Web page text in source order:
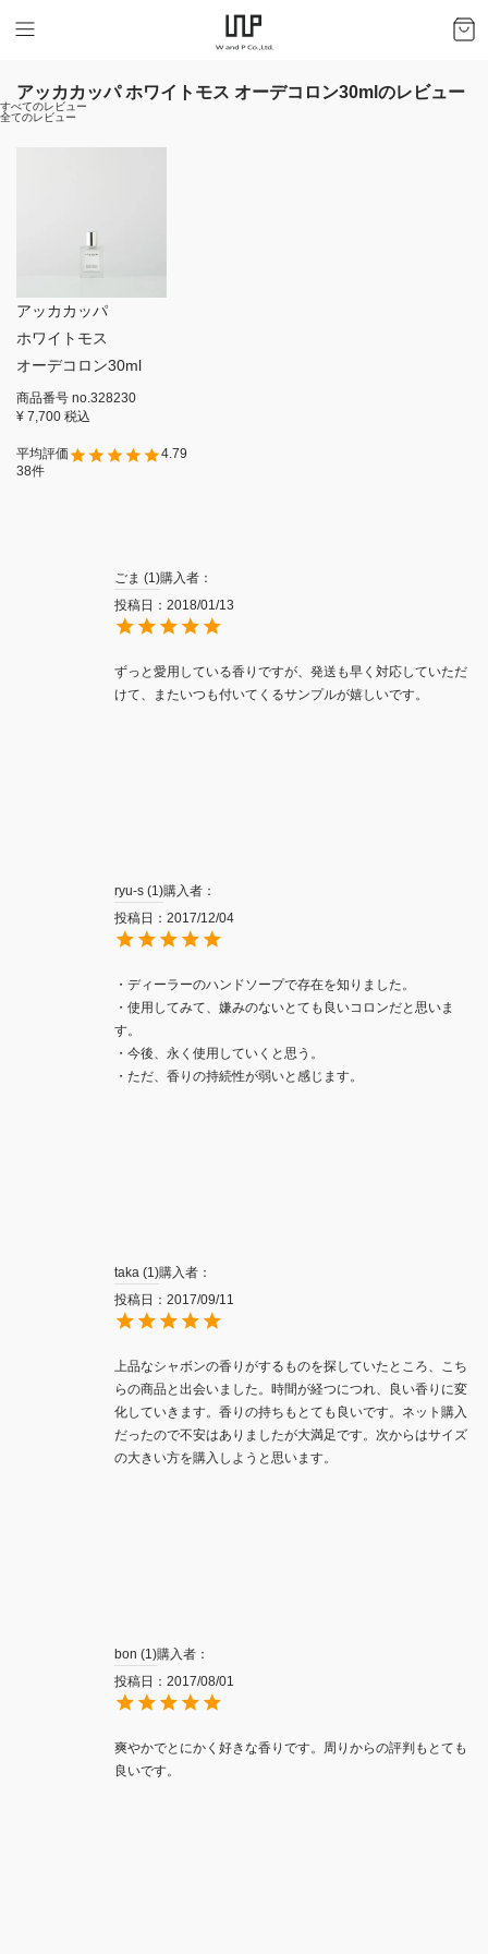
アッカカッパ ホワイトモス オーデコロン30mlのレビュー
すべてのレビュー
全てのレビュー
アッカカッパ
ホワイトモス
オーデコロン30ml
商品番号 no.328230
¥ 7,700 税込
4.79
38
ごま 1 購入者
投稿日
2018/01/13
ずっと愛用している香りですが、発送も早く対応していただ
けて、またいつも付いてくるサンプルが嬉しいです。
ryu-s 1 購入者
投稿日
2017/12/04
・ディーラーのハンドソープで存在を知りました。
・使用してみて、嫌みのないとても良いコロンだと思いま
す。
・今後、永く使用していくと思う。
taka 1 購入者
投稿日
2017/09/11
上品なシャボンの香りがするものを探していたところ、こち
らの商品と出会いました。時間が経つにつれ、良い香りに変
化していきます。香りの持ちもとても良いです。ネット購入
だったので不安はありましたが大満足です。次からはサイズ
の大きい方を購入しようと思います。
bon 1 購入者
投稿日
2017/08/01
爽やかでとにかく好きな香りです。周りからの評判もとても
良いです。